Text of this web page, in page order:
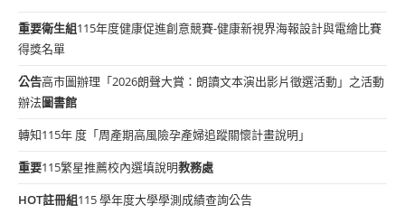
重要衛生組115年度健康促進創意競賽-健康新視界海報設計與電繪比賽
得獎名單
公告高市圖辦理「2026朗聲大賞：朗讀文本演出影片徵選活動」之活動
辦法圖書館
轉知115年 度「周產期高風險孕產婦追蹤關懷計畫說明」
重要115繁星推薦校內選填說明教務處
HOT註冊組115 學年度大學學測成績查詢公告